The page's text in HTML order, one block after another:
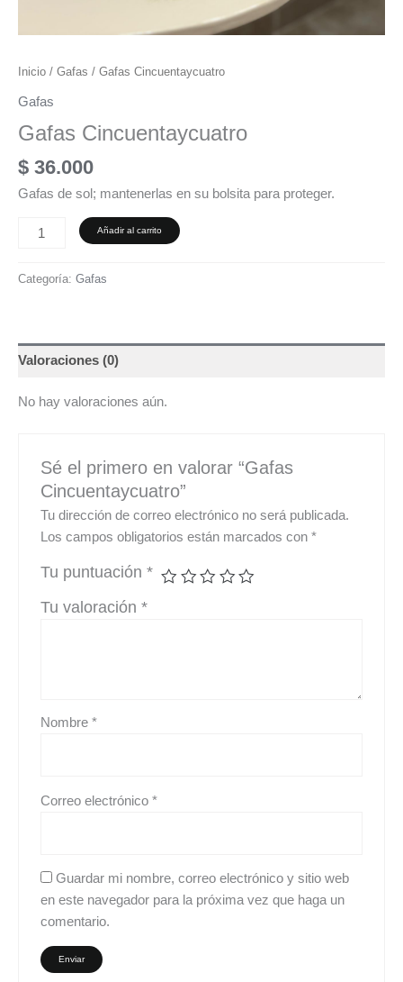
Inicio / Gafas / Gafas Cincuentaycuatro
Gafas
Gafas Cincuentaycuatro
$ 36.000
Gafas de sol; mantenerlas en su bolsita para proteger.
Añadir al carrito
Categoría: Gafas
Valoraciones (0)
No hay valoraciones aún.
Sé el primero en valorar “Gafas
Cincuentaycuatro”
Tu dirección de correo electrónico no será publicada.
Los campos obligatorios están marcados con*
Tu puntuación*
Tu valoración*
Nombre*
Correo electrónico*
Guardar mi nombre, correo electrónico y sitio web
en este navegador para la próxima vez que haga un
comentario.